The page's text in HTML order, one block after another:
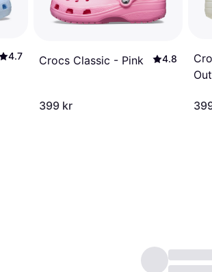
4.7 Crocs Classic - Pink 4.8
399 kr